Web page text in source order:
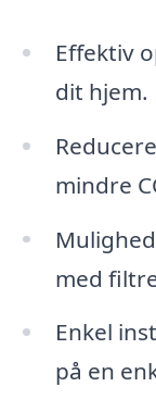
Effektiv
dit hjem.
mindre
med
Enkel
på en